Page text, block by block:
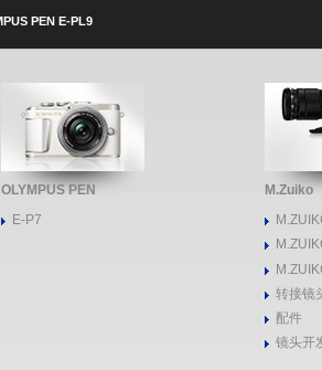
PEN E-PL9
OLYMPUS PEN
E-P7
M.Zuiko
转接镜
配件
镜头开